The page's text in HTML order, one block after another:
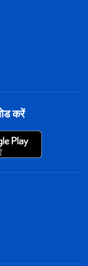
करें